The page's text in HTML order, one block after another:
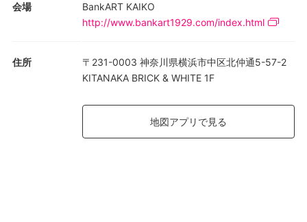
会場
BankART KAIKO
http://www.bankart1929.com/index.html
住所
〒231-0003 神奈川県横浜市中区北仲通5-57-2
KITANAKA BRICK & WHITE 1F
地図アプリで見る